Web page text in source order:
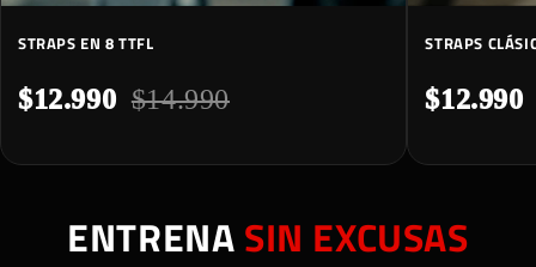
STRAPS EN 8 TTFL
$12.990 $14.990
STRAPS
$12.990
ENTRENASIN EXCUSAS